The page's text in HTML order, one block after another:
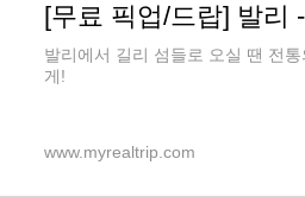
발리에서 길리 섬들로 오실 땐 전
게!
www.myrealtrip.com